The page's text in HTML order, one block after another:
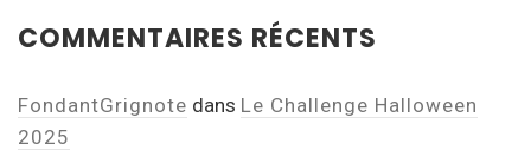
COMMENTAIRES RÉCENTS
FondantGrignote dans Le Challenge Halloween
2025